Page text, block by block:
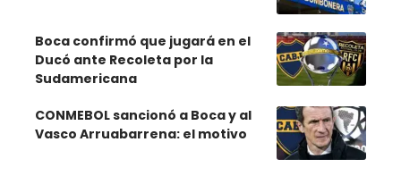
Boca confirmó que jugará en el
Ducó ante Recoleta por la
Sudamericana
CONMEBOL sancionó a Boca y al
Vasco Arruabarrena: el motivo